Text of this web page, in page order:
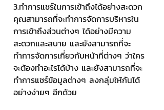
3.ทำการแชร์ในการเข้าถึงได้อย่างสะดวก
คุณสามารถที่จะทำการจัดการบริหารใน
การเข้าถึงส่วนต่างๆ ได้อย่างมีความ
สะดวกและสบาย และยังสามารถที่จะ
ทำการจัดการเกี่ยวกับหน้าที่ต่างๆ ว่าใคร
จะต้องทำอะไรได้บ้าง และยังสามารถที่จะ
ทำการแชร์ข้อมูลต่างๆ ลงกลุ่มให้กันได้
อย่างง่ายๆ อีกด้วย